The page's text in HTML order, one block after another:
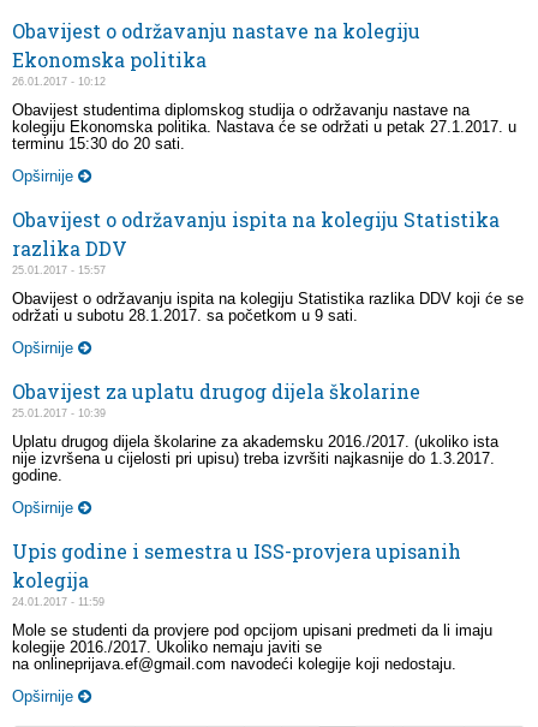
Obavijest o održavanju nastave na kolegiju
Ekonomska politika
26.01.2017 - 10:12
Obavijest studentima diplomskog studija o održavanju nastave na
kolegiju Ekonomska politika. Nastava će se održati u petak 27.1.2017. u
terminu 15:30 do 20 sati.
Opširnije
Obavijest o održavanju ispita na kolegiju Statistika
razlika DDV
25.01.2017 - 15:57
Obavijest o održavanju ispita na kolegiju Statistika razlika DDV koji će se
održati u subotu 28.1.2017. sa početkom u 9 sati.
Opširnije
Obavijest za uplatu drugog dijela školarine
25.01.2017 - 10:39
Uplatu drugog dijela školarine za akademsku 2016./2017. (ukoliko ista
nije izvršena u cijelosti pri upisu) treba izvršiti najkasnije do 1.3.2017.
godine.
Opširnije
Upis godine i semestra u ISS-provjera upisanih
kolegija
24.01.2017 - 11:59
Mole se studenti da provjere pod opcijom upisani predmeti da li imaju
kolegije 2016./2017. Ukoliko nemaju javiti se
na onlineprijava.ef@gmail.com navodeći kolegije koji nedostaju.
Opširnije